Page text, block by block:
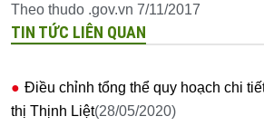
Theo thudo .gov.vn 7/11/2017
TIN TỨC LIÊN QUAN
Điều chỉnh tổng thể quy hoạch chi
thị Thịnh Liệt(28/05/2020)